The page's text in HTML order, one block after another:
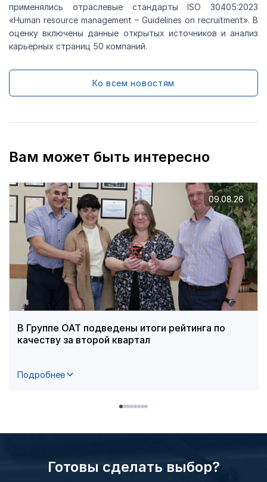
применялись отраслевые стандарты ISO 30405:2023
«Human resource management – Guidelines on recruitment». В
оценку включены данные открытых источников и анализ
карьерных страниц 50 компаний.
Ко всем новостям
Вам может быть интересно
В Группе ОАТ подведены итоги рейтинга по
качеству за второй квартал
Подробнее
09.08.26
Готовы сделать выбор?